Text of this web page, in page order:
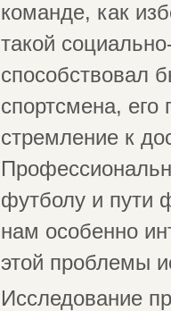
команде, как
такой
способствовал
спортсмена, его
стремление к
футболу и пути
нам особенно
этой проблемы
Исследование